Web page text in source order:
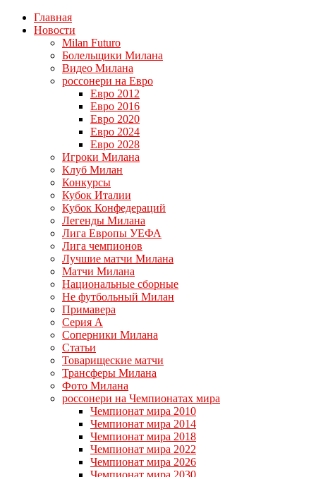
Главная
Новости
Milan Futuro
Болельщики Милана
Видео Милана
россонери на Евро
Евро 2012
Евро 2016
Евро 2020
Евро 2024
Евро 2028
Игроки Милана
Клуб Милан
Конкурсы
Кубок Италии
Кубок Конфедераций
Легенды Милана
Лига Европы УЕФА
Лига чемпионов
Лучшие матчи Милана
Матчи Милана
Национальные сборные
Не футбольный Милан
Примавера
Серия А
Соперники Милана
Статьи
Товарищеские матчи
Трансферы Милана
Фото Милана
россонери на Чемпионатах мира
Чемпионат мира 2010
Чемпионат мира 2014
Чемпионат мира 2018
Чемпионат мира 2022
Чемпионат мира 2026
Чемпионат мира 2030